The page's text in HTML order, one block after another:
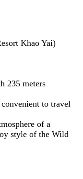
Khao Yai)
235 meters
to travel
of a
style of the Wild